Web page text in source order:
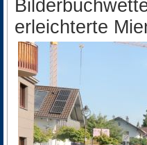
erleichterte